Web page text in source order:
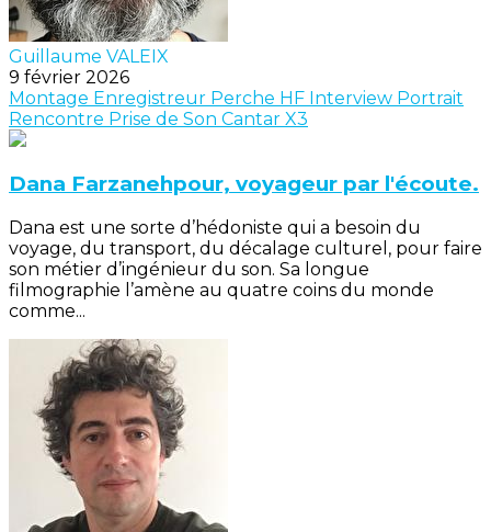
Guillaume VALEIX
9 février 2026
Montage Enregistreur Perche HF Interview Portrait
Rencontre Prise de Son Cantar X3
Dana Farzanehpour, voyageur par l'écoute.
Dana est une sorte d’hédoniste qui a besoin du
voyage, du transport, du décalage culturel, pour faire
son métier d’ingénieur du son. Sa longue
filmographie l’amène au quatre coins du monde
comme...